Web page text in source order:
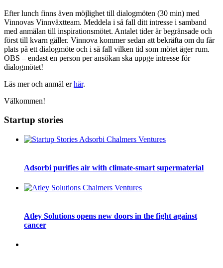
Efter lunch finns även möjlighet till dialogmöten (30 min) med
Vinnovas Vinnväxtteam. Meddela i så fall ditt intresse i samband
med anmälan till inspirationsmötet. Antalet tider är begränsade och
först till kvarn gäller. Vinnova kommer sedan att bekräfta om du får
plats på ett dialogmöte och i så fall vilken tid som mötet äger rum.
OBS – endast en person per ansökan ska uppge intresse för
dialogmötet!
Läs mer och anmäl erhär.
Välkommen!
Startup stories
Adsorbi purifies air with climate-smart supermaterial
Atley Solutions opens new doors in the fight against
cancer